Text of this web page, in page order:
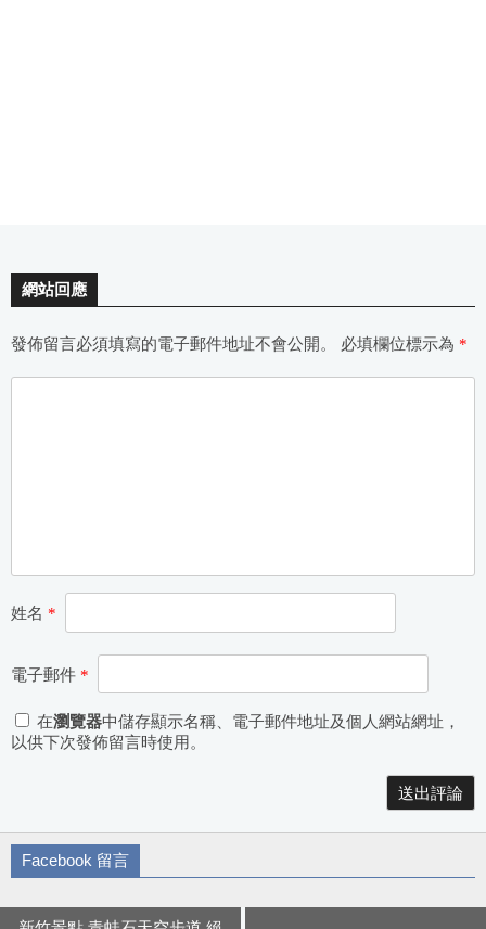
網站回應
發佈留言必須填寫的電子郵件地址不會公開。 必填欄位標示為 *
姓名 *
電子郵件 *
在瀏覽器中儲存顯示名稱、電子郵件地址及個人網站網址，
以供下次發佈留言時使用。
Facebook 留言